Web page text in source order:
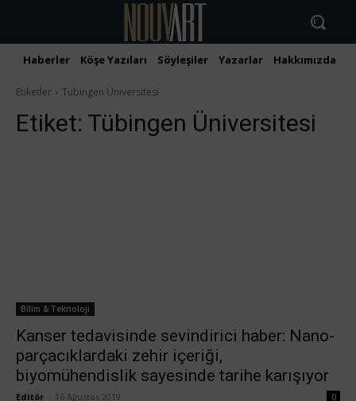
Haberler Köşe Yazıları Söyleşiler Yazarlar Hakkımızda
Etiketler Tübingen Üniversitesi
Etiket: Tübingen Üniversitesi
Bilim & Teknoloji
Kanser tedavisinde sevindirici haber: Nano-
parçacıklardaki zehir içeriği,
biyomühendislik sayesinde tarihe karışıyor
Editör 16 Ağustos 2019 0